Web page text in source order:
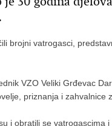
brojni vatrogasci,
VZO Veliki Grđevac
priznanja i zahvalnice
i obratili se vatrogascima